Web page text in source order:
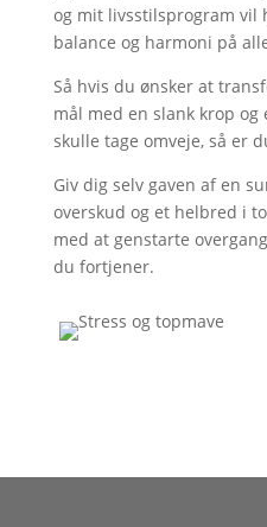
og mit livsstilsprogram vil
balance og harmoni på
Så hvis du ønsker at
mål med en slank krop
skulle tage omveje, så er
Giv dig selv gaven af en
overskud og et helbred i
med at genstarte
du fortjener.